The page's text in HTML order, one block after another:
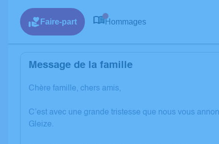
Faire-part Hommages
Message de la famille
Chère famille, chers amis,
C’est avec une grande tristesse que nous vous
Gleize.